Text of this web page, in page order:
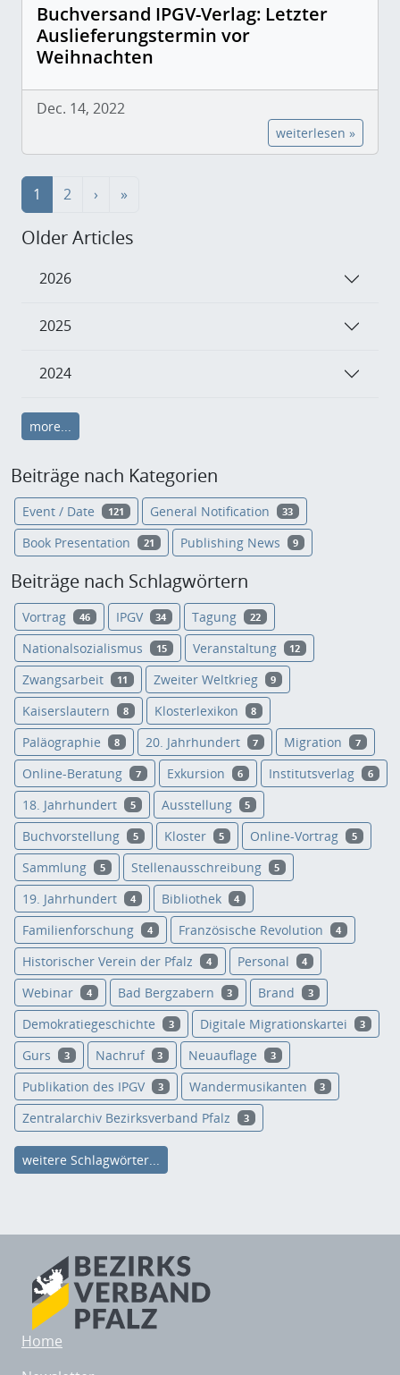
Buchversand IPGV-Verlag: Letzter
Auslieferungstermin vor
Weihnachten
Dec. 14, 2022
weiterlesen »
1 2 › »
Older Articles
2026
2025
2024
more...
Beiträge nach Kategorien
Event / Date 121 General Notification 33
Book Presentation 21 Publishing News 9
Beiträge nach Schlagwörtern
Vortrag 46 IPGV 34 Tagung 22
Nationalsozialismus 15 Veranstaltung 12
Zwangsarbeit 11 Zweiter Weltkrieg 9
Kaiserslautern 8 Klosterlexikon 8
Paläographie 8 20. Jahrhundert 7 Migration 7
Online-Beratung 7 Exkursion 6 Institutsverlag 6
18. Jahrhundert 5 Ausstellung 5
Buchvorstellung 5 Kloster 5 Online-Vortrag 5
Sammlung 5 Stellenausschreibung 5
19. Jahrhundert 4 Bibliothek 4
Familienforschung 4 Französische Revolution 4
Historischer Verein der Pfalz 4 Personal 4
Webinar 4 Bad Bergzabern 3 Brand 3
Demokratiegeschichte 3 Digitale Migrationskartei 3
Gurs 3 Nachruf 3 Neuauflage 3
Publikation des IPGV 3 Wandermusikanten 3
Zentralarchiv Bezirksverband Pfalz 3
weitere Schlagwörter...
Home